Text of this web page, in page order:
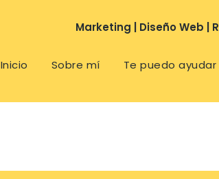
Marketing | Diseño Web |
Inicio Sobre mí Te puedo ayudar